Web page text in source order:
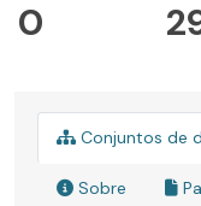
0
Conjuntos de
Sobre